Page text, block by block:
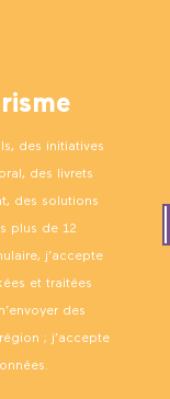
des initiatives
des livrets
des solutions
plus de 12
j’accepte
et traitées
des
; j’accepte
.